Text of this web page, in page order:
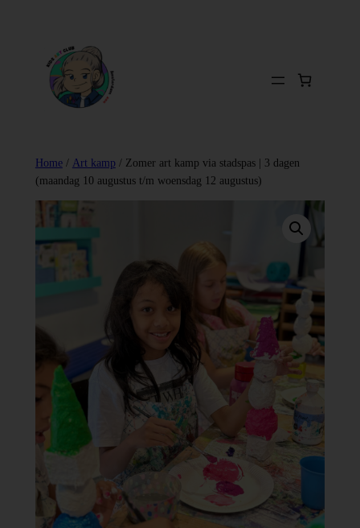
Home/ Art kamp / Zomer art kamp via stadspas | 3 dagen
(maandag 10 augustus t/m woensdag 12 augustus)